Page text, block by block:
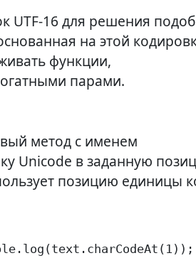
UTF-16 для решения
на этой
функции,
парами.
метод с именем
Unicode в заданную
позицию единицы